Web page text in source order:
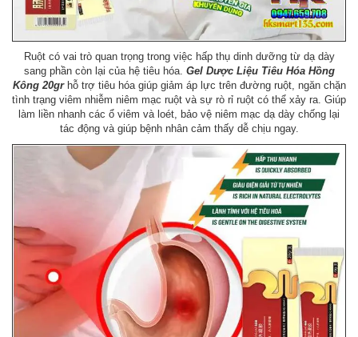
Ruột có vai trò quan trọng trong việc hấp thụ dinh dưỡng từ dạ dày
sang phần còn lại của hệ tiêu hóa. Gel Dược Liệu Tiêu Hóa Hồng
Kông 20grhỗ trợ tiêu hóa giúp giảm áp lực trên đường ruột, ngăn chặn
tình trạng viêm nhiễm niêm mạc ruột và sự rò rỉ ruột có thể xảy ra. Giúp
làm liền nhanh các ổ viêm và loét, bảo vệ niêm mạc dạ dày chống lại
tác động và giúp bệnh nhân cảm thấy dễ chịu ngay.